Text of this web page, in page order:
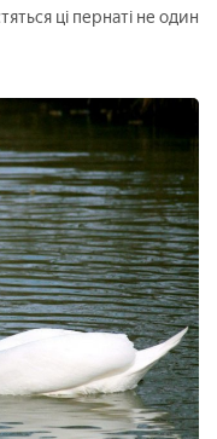
ці пернаті не один